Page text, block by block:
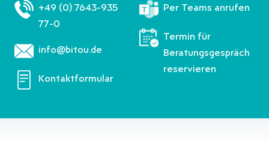
+49 (0) 7643-935
77-0
info@bitou.de
Kontaktformular
Per Teams anrufen
Termin für
Beratungsgespräch
reservieren